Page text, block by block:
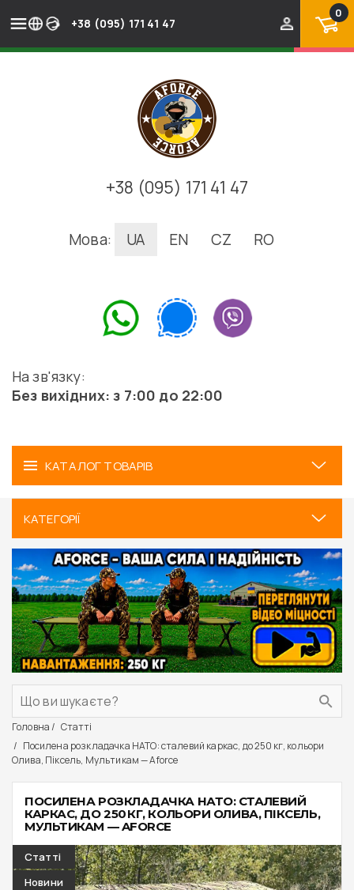
+38 (095) 171 41 47
0
+38 (095) 171 41 47
Мова: UA EN CZ RO
На зв'язку:
Без вихідних: з 7:00 до 22:00
КАТАЛОГ ТОВАРІВ
КАТЕГОРІЇ
Головна
Статті
Посилена розкладачка НАТО: сталевий каркас, до 250 кг, кольори
Олива, Піксель, Мультикам — Aforce
ПОСИЛЕНА РОЗКЛАДАЧКА НАТО: СТАЛЕВИЙ
КАРКАС, ДО 250 КГ, КОЛЬОРИ ОЛИВА, ПІКСЕЛЬ,
МУЛЬТИКАМ — AFORCE
Статті
Новини